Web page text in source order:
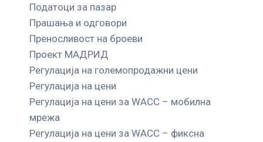
Податоци за пазар
Прашања и одговори
Преносливост на броеви
Проект МАДРИД
Регулација на големопродажни цени
Регулација на цени
Регулација на цени за WACC – мобилна
мрежа
Регулација на цени за WACC – фиксна